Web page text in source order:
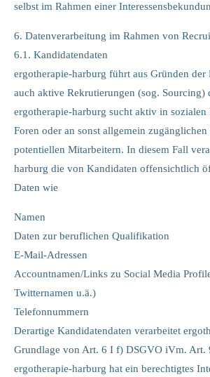
selbst im Rahmen einer
6. Datenverarbeitung im Rahmen von
6.1. Kandidatendaten
ergotherapie-harburg führt aus Gründen der
auch aktive Rekrutierungen (sog. Sourcing)
ergotherapie-harburg sucht aktiv in sozialen
Foren oder an sonst allgemein
potentiellen Mitarbeitern. In diesem Fall
harburg die von Kandidaten offensichtlich
Daten wie
Namen
Daten zur beruflichen Qualifikation
E-Mail-Adressen
Accountnamen/Links zu Social Media
Twitternamen u.ä.)
Telefonnummern
Derartige Kandidatendaten verarbeitet
Grundlage von Art. 6 I f) DSGVO iVm. Art.
ergotherapie-harburg hat ein berechtigtes